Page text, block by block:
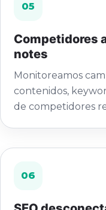
05
Competidores
notes
Monitoreamos
contenidos,
de competidores
06